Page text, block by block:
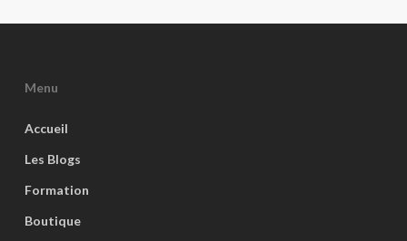
Menu
Accueil
Les Blogs
Formation
Boutique